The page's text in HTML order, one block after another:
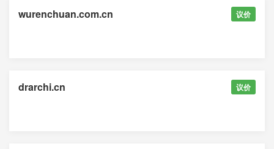
wurenchuan.com.cn 议价
drarchi.cn 议价